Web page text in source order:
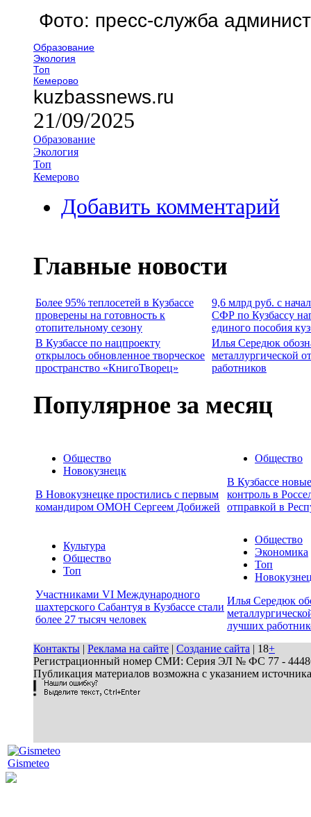
Фото: пресс-служба
Образование
Экология
Топ
Кемерово
kuzbassnews.ru
21/09/2025
Образование
Экология
Топ
Кемерово
Добавить комментарий
Главные новости
Более 95% теплосетей в Кузбассе
проверены на готовность к
отопительному сезону
9,6 млрд руб. с
СФР по Кузбассу
единого пособия
В Кузбассе по нацпроекту
открылось обновленное творческое
пространство «КнигоТворец»
Илья Середюк
металлургической
работников
Популярное за месяц
Общество
Новокузнецк
В Новокузнецке простились с первым
командиром ОМОН Сергеем Добижей
Общество
В Кузбассе
контроль в
отправкой в
Культура
Общество
Топ
Участниками VI Международного
шахтерского Сабантуя в Кузбассе стали
более 27 тысяч человек
Общество
Экономика
Топ
Илья Середюк
лучших
Контакты | Реклама на сайте | Создание сайта | 18+
Регистрационный номер СМИ: Серия ЭЛ № ФС 77 - 44486
Публикация материалов возможна с указанием
Gismeteo